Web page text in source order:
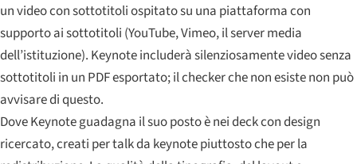
un video con sottotitoli ospitato su una piattaforma con
supporto ai sottotitoli (YouTube, Vimeo, il server media
dell’istituzione). Keynote includerà silenziosamente video senza
sottotitoli in un PDF esportato; il checker che non esiste non può
avvisare di questo.
Dove Keynote guadagna il suo posto è nei deck con design
ricercato, creati per talk da keynote piuttosto che per la